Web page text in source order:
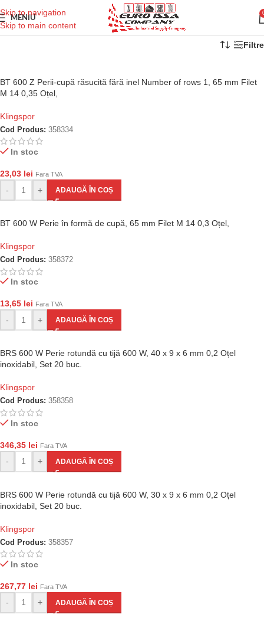
Skip to navigation
Skip to main content
MENIU
Filtre
BT 600 Z Perii-cupă răsucită fără inel Number of rows 1, 65 mm Filet
M 14 0,35 Oțel,
Klingspor
Cod Produs: 358334
In stoc
23,03 lei Fara TVA
- + ADAUGĂ ÎN COȘ
BT 600 W Perie în formă de cupă, 65 mm Filet M 14 0,3 Oțel,
Klingspor
Cod Produs: 358372
In stoc
13,65 lei Fara TVA
- + ADAUGĂ ÎN COȘ
BRS 600 W Perie rotundă cu tijă 600 W, 40 x 9 x 6 mm 0,2 Oțel
inoxidabil, Set 20 buc.
Klingspor
Cod Produs: 358358
In stoc
346,35 lei Fara TVA
- + ADAUGĂ ÎN COȘ
BRS 600 W Perie rotundă cu tijă 600 W, 30 x 9 x 6 mm 0,2 Oțel
inoxidabil, Set 20 buc.
Klingspor
Cod Produs: 358357
In stoc
267,77 lei Fara TVA
- + ADAUGĂ ÎN COȘ